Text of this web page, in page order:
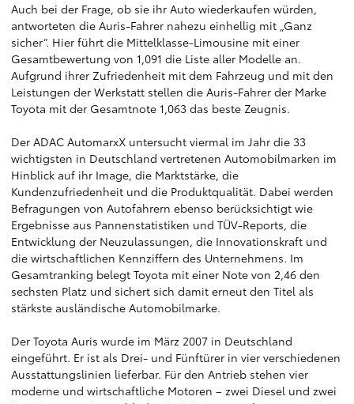
Auch bei der Frage, ob sie ihr Auto wiederkaufen würden,
antworteten die Auris-Fahrer nahezu einhellig mit „Ganz
sicher“. Hier führt die Mittelklasse-Limousine mit einer
Gesamtbewertung von 1,091 die Liste aller Modelle an.
Aufgrund ihrer Zufriedenheit mit dem Fahrzeug und mit den
Leistungen der Werkstatt stellen die Auris-Fahrer der Marke
Toyota mit der Gesamtnote 1,063 das beste Zeugnis.
Der ADAC AutomarxX untersucht viermal im Jahr die 33
wichtigsten in Deutschland vertretenen Automobilmarken im
Hinblick auf ihr Image, die Marktstärke, die
Kundenzufriedenheit und die Produktqualität. Dabei werden
Befragungen von Autofahrern ebenso berücksichtigt wie
Ergebnisse aus Pannenstatistiken und TÜV-Reports, die
Entwicklung der Neuzulassungen, die Innovationskraft und
die wirtschaftlichen Kennziffern des Unternehmens. Im
Gesamtranking belegt Toyota mit einer Note von 2,46 den
sechsten Platz und sichert sich damit erneut den Titel als
stärkste ausländische Automobilmarke.
Der Toyota Auris wurde im März 2007 in Deutschland
eingeführt. Er ist als Drei- und Fünftürer in vier verschiedenen
Ausstattungslinien lieferbar. Für den Antrieb stehen vier
moderne und wirtschaftliche Motoren – zwei Diesel und zwei